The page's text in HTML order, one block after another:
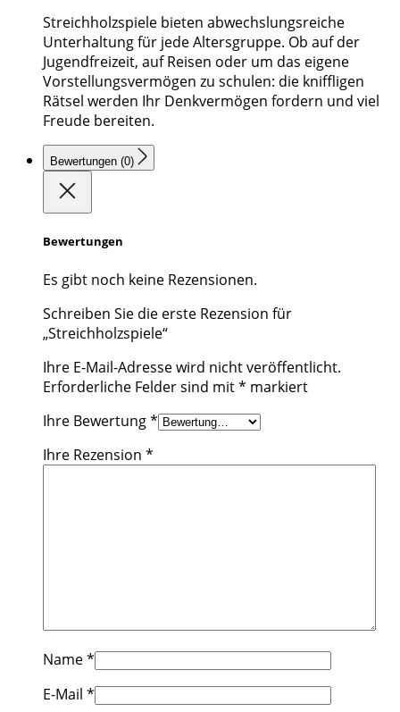
Streichholzspiele bieten abwechslungsreiche
Unterhaltung für jede Altersgruppe. Ob auf der
Jugendfreizeit, auf Reisen oder um das eigene
Vorstellungsvermögen zu schulen: die kniffligen
Rätsel werden Ihr Denkvermögen fordern und viel
Freude bereiten.
Bewertungen (0)
Bewertungen
Es gibt noch keine Rezensionen.
Schreiben Sie die erste Rezension für
„Streichholzspiele“
Ihre E-Mail-Adresse wird nicht veröffentlicht.
Erforderliche Felder sind mit* markiert
Ihre Bewertung*
Ihre Rezension *
Name*
E-Mail *